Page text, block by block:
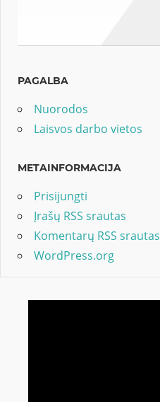
PAGALBA
Nuorodos
Laisvos darbo vietos
METAINFORMACIJA
Prisijungti
Įrašų RSS srautas
Komentarų RSS srautas
WordPress.org